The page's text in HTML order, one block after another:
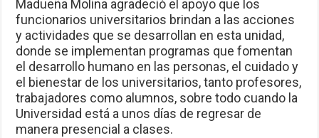
Madueña Molina agradeció el apoyo que los
funcionarios universitarios brindan a las acciones
y actividades que se desarrollan en esta unidad,
donde se implementan programas que fomentan
el desarrollo humano en las personas, el cuidado y
el bienestar de los universitarios, tanto profesores,
trabajadores como alumnos, sobre todo cuando la
Universidad está a unos días de regresar de
manera presencial a clases.